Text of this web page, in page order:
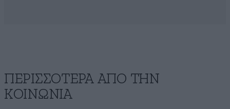
ΠΕΡΙΣΣΟΤΕΡΑ ΑΠΟ ΤΗΝ
ΚΟΙΝΩΝΙΑ